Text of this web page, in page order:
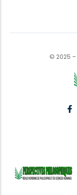
© 2025 –